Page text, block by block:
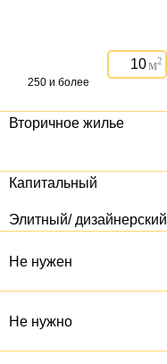
м2
Вторичное жилье
Капитальный
Элитный/ дизайнерский
Не нужен
Не нужно